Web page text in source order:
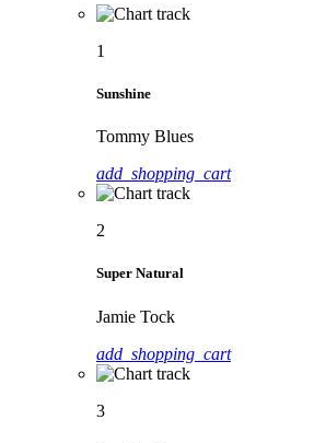
1
Sunshine
Tommy Blues
add_shopping_cart
2
Super Natural
Jamie Tock
add_shopping_cart
3